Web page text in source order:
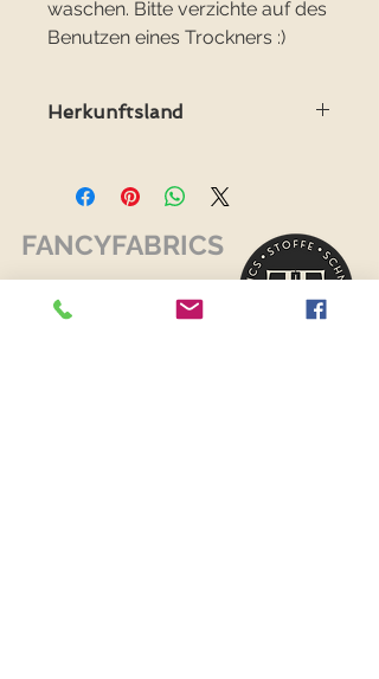
waschen. Bitte verzichte auf des
Benutzen eines Trockners :)
Herkunftsland
FANCYFABRICS
RECHTLICHES